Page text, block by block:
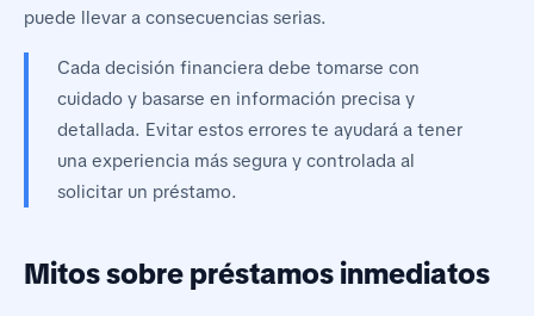
puede llevar a consecuencias serias.
Cada decisión financiera debe tomarse con
cuidado y basarse en información precisa y
detallada. Evitar estos errores te ayudará a tener
una experiencia más segura y controlada al
solicitar un préstamo.
Mitos sobre préstamos inmediatos